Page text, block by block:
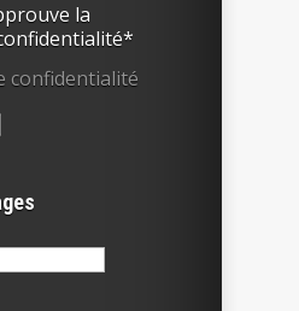
la
confidentialité